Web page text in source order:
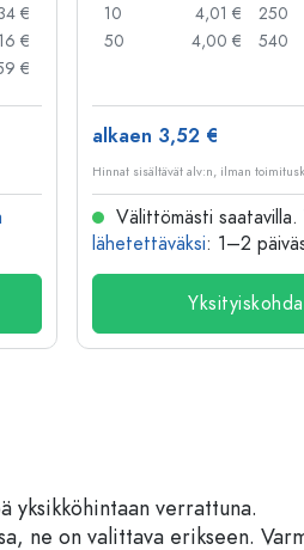
€
€
€
10
4,01 €
50
4,00 €
250
540
alkaen 3,52 €
Hinnat sisältävät alv:n, ilman
Välittömästi saatavilla.
lähetettäväksi: 1–2
yksikköhintaan verrattuna.
ne on valittava erikseen.